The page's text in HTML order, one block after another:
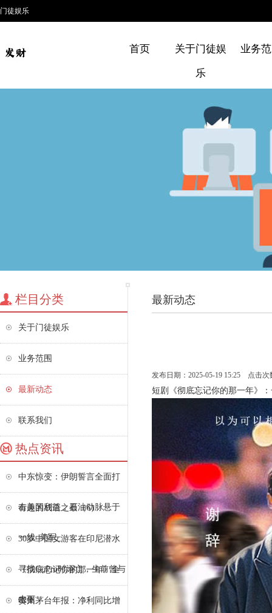
门徒娱乐
首页 关于门徒娱
乐
业务
栏目分类
关于门徒娱乐
业务范围
最新动态
联系我们
热点资讯
中东惊变：伊朗誓言全面打
击美国利益，石油动脉悬于
一线_美军_
有趣的成语之最（6）
30岁中国女游客在印尼潜水
寻找GoPro时溺亡，生前曾与
水下
《彻底忘记你的那一年》全
62集
贵州茅台年报：净利同比增
最新动态
发布日期：2025-05-19 15:25 点击次
短剧《彻底忘记你的那一年》